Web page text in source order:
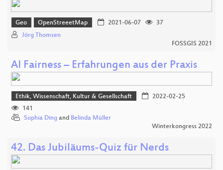
Geo OpenStreeetMap 2021-06-07
37
Jörg Thomsen
FOSSGIS 2021
AI Fairness – Erfahrungen aus der Praxis
Ethik, Wissenschaft, Kultur & Gesellschaft
2022-02-25
141
Sophia Ding and Belinda Müller
Winterkongress 2022
42. Das Jubiläums-Quiz für Nerds